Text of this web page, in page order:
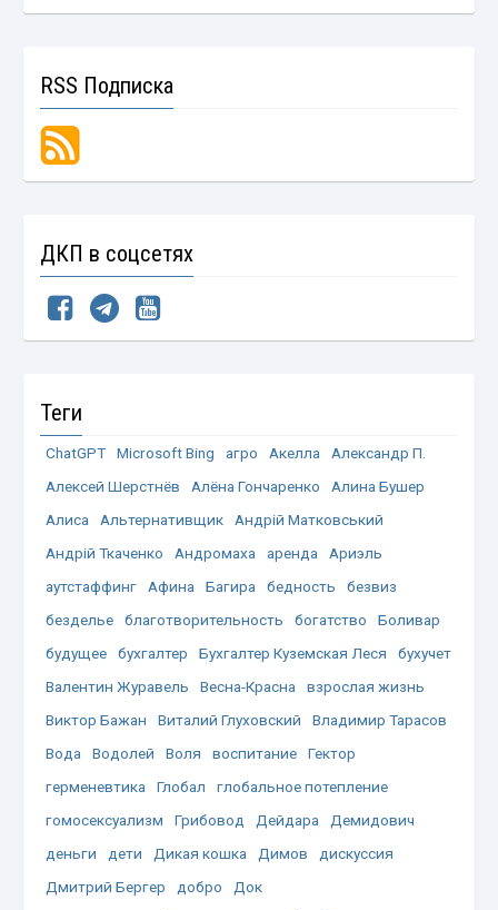
RSS Подписка
ДКП в соцсетях
Теги
ChatGPT Microsoft Bing агро Акелла
Александр П.
Алексей Шерстнёв
Алёна Гончаренко
Алина Бушер
Алиса
Альтернативщик
Андрій Матковський
Андрій Ткаченко
Андромаха аренда
Ариэль
аутстаффинг
Афина Багира бедность
безвиз
безделье
благотворительность богатство
Боливар
будущее
бухгалтер Бухгалтер Куземская Леся
бухучет
Валентин Журавель
Весна-Красна
взрослая жизнь
Виктор Бажан
Виталий Глуховский
Владимир Тарасов
Вода
Водолей Воля воспитание
Гектор
герменевтика
Глобал
глобальное потепление
гомосексуализм
Грибовод Дейдара
Демидович
деньги
дети Дикая кошка Димов
дискуссия
Дмитрий Бергер
добро
Док